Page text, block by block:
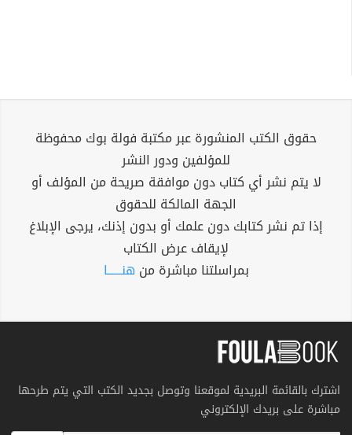
حقوق الكتب المنشورة عبر مكتبة فولة بوك محفوظة
للمؤلفين ودور النشر
لا يتم نشر أي كتاب دون موافقة صريحة من المؤلف أو
الجهة المالكة للحقوق
إذا تم نشر كتابك دون علمك أو بدون إذنك، يرجى الإبلاغ
لإيقاف عرض الكتاب
بمراسلتنا مباشرة من هنــــــا
اشترك بالقائمة البريدية لموقعنا وتوصل بجديد الكتب التي يتم طرحها
مباشرة على بريدك الإلكتروني